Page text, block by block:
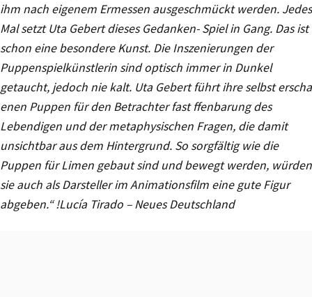
ihm nach eigenem Ermessen ausgeschmückt werden. Jedes
Mal setzt Uta Gebert dieses Gedanken- Spiel in Gang. Das ist
schon eine besondere Kunst. Die Inszenierungen der
Puppenspielkünstlerin sind optisch immer in Dunkel
getaucht, jedoch nie kalt. Uta Gebert führt ihre selbst erscha
enen Puppen für den Betrachter fast ffenbarung des
Lebendigen und der metaphysischen Fragen, die damit
unsichtbar aus dem Hintergrund. So sorgfältig wie die
Puppen für Limen gebaut sind und bewegt werden, würden
sie auch als Darsteller im Animationsfilm eine gute Figur
abgeben.“ !Lucía Tirado – Neues Deutschland